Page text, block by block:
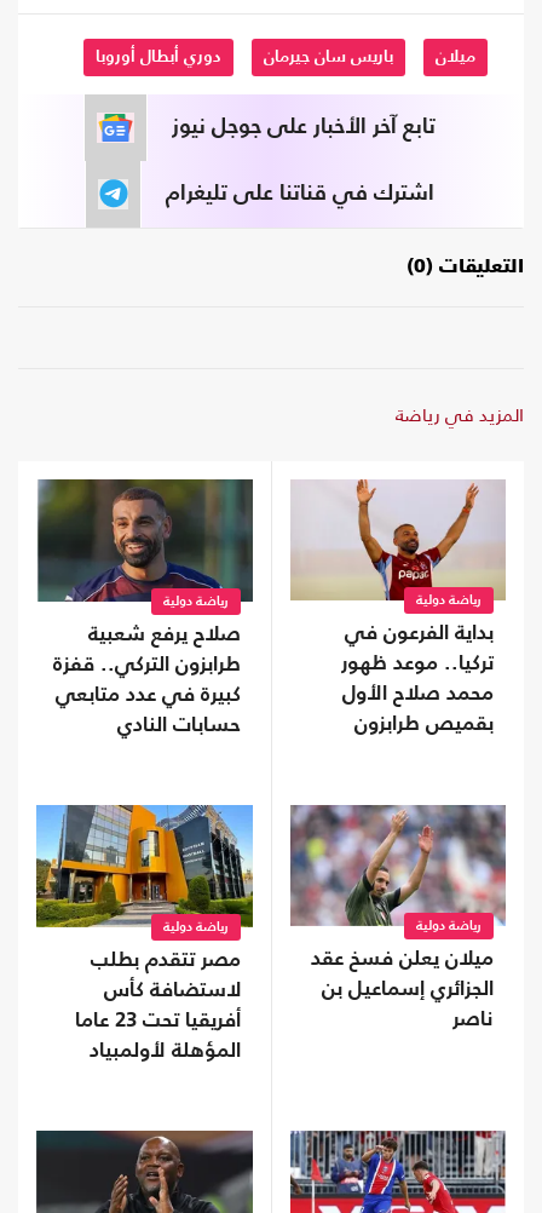
ميلان باريس سان جيرمان دوري أبطال أوروبا
تابع آخر الأخبار على جوجل نيوز
اشترك في قناتنا على تليغرام
التعليقات (0)
المزيد في رياضة
رياضة دولية
بداية الفرعون في
تركيا.. موعد ظهور
محمد صلاح الأول
بقميص طرابزون
رياضة دولية
صلاح يرفع شعبية
طرابزون التركي.. قفزة
كبيرة في عدد متابعي
حسابات النادي
رياضة دولية
ميلان يعلن فسخ عقد
الجزائري إسماعيل بن
ناصر
رياضة دولية
مصر تتقدم بطلب
لاستضافة كأس
أفريقيا تحت 23 عاما
المؤهلة لأولمبياد